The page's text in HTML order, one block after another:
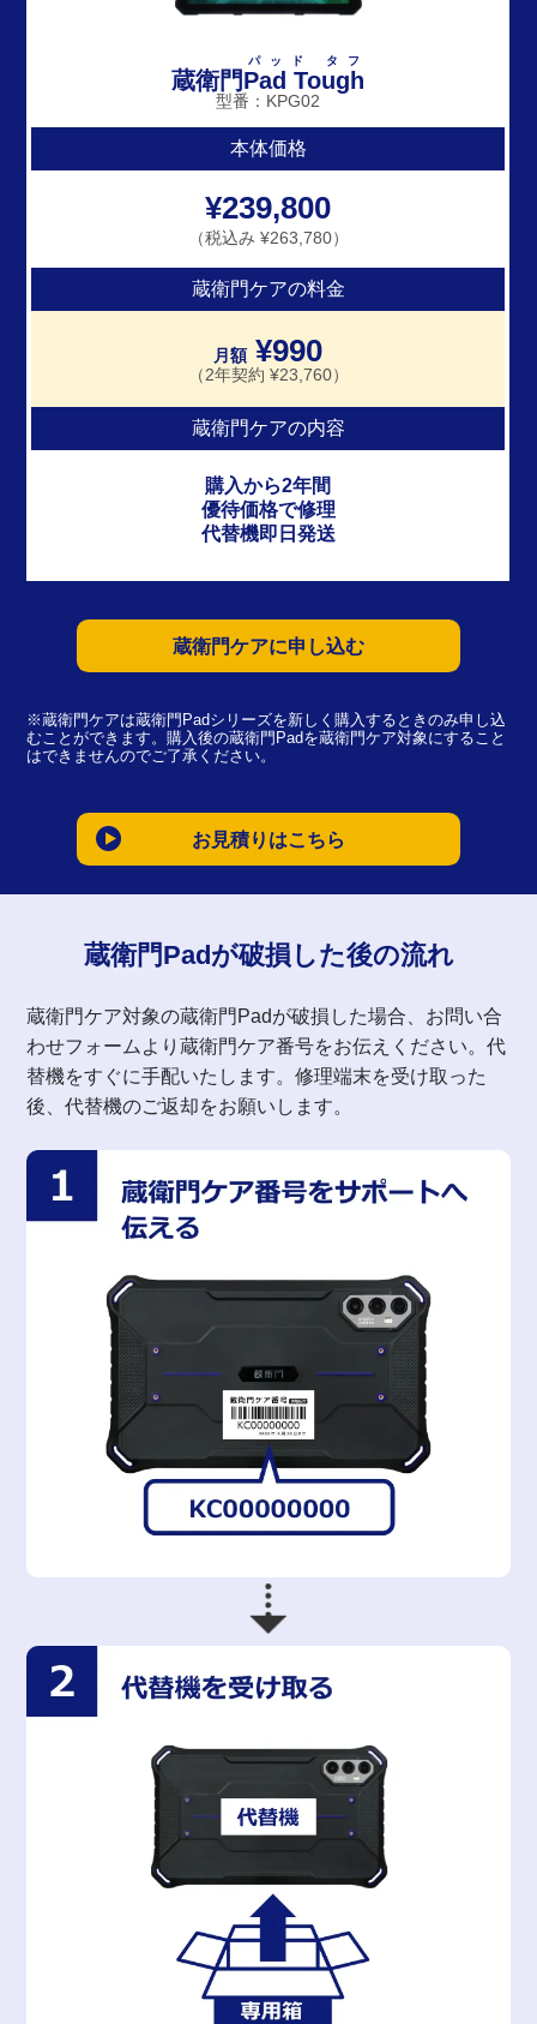
蔵衛門Pad Tough
パッド タフ
型番：KPG02
本体価格
¥239,800
（税込み ¥263,780）
蔵衛門ケアの料金
月額¥990
（2年契約 ¥23,760）
蔵衛門ケアの内容
購入から2年間
優待価格で修理
代替機即日発送
蔵衛門ケアに申し込む
※蔵衛門ケアは蔵衛門Padシリーズを新しく購入するときのみ申し込
むことができます。購入後の蔵衛門Padを蔵衛門ケア対象にすること
はできませんのでご了承ください。
お見積りはこちら
蔵衛門Padが破損した後の流れ
蔵衛門ケア対象の蔵衛門Padが破損した場合、お問い合
わせフォームより蔵衛門ケア番号をお伝えください。代
替機をすぐに手配いたします。修理端末を受け取った
後、代替機のご返却をお願いします。